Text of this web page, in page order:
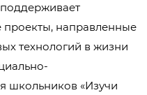
проекты, направленные
технологий в жизни
школьников «Изучи